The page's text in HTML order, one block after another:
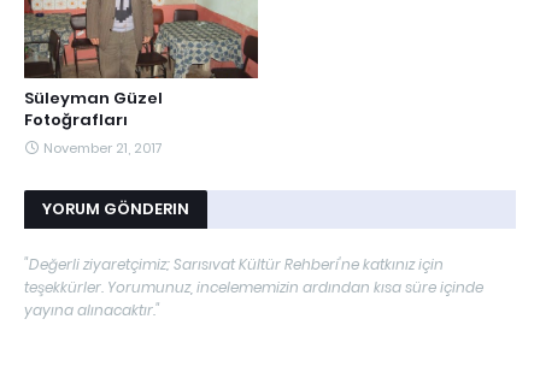
Süleyman Güzel
Fotoğrafları
November 21, 2017
YORUM GÖNDERIN
"Değerli ziyaretçimiz; Sarısıvat Kültür Rehberi'ne katkınız için
teşekkürler. Yorumunuz, incelememizin ardından kısa süre içinde
yayına alınacaktır."